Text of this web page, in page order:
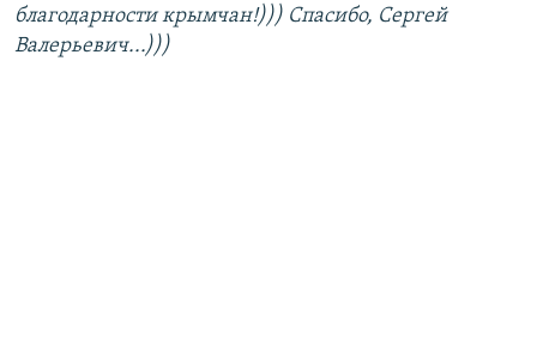
благодарности крымчан!))) Спасибо, Сергей
Валерьевич...)))